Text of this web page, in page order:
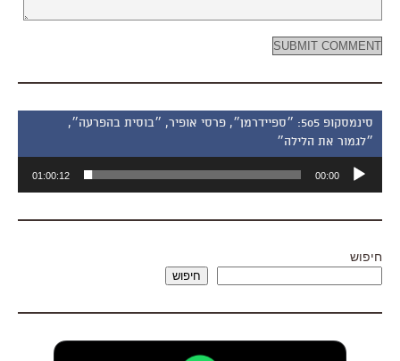
סינמסקופ 505: ״ספיידרמן״, פרסי אופיר, ״בוסית בהפרעה״,
״לגמור את הלילה״
אודיו
00:00
01:00:12
חיפוש
חיפוש